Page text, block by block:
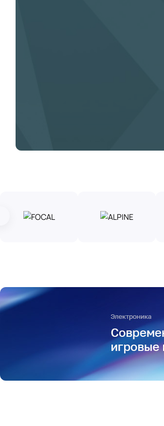
Аксессуары к виниловым
проигрывателям